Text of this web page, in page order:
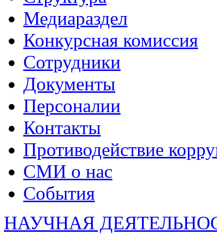
Медиараздел
Конкурсная комиссия
Сотрудники
Документы
Персоналии
Контакты
Противодействие
СМИ о нас
События
НАУЧНАЯ